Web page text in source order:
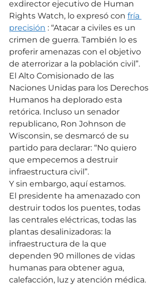
exdirector ejecutivo de Human
Rights Watch, lo expresó con fría
precisión : “Atacar a civiles es un
crimen de guerra. También lo es
proferir amenazas con el objetivo
de aterrorizar a la población civil”.
El Alto Comisionado de las
Naciones Unidas para los Derechos
Humanos ha deplorado esta
retórica. Incluso un senador
republicano, Ron Johnson de
Wisconsin, se desmarcó de su
partido para declarar: “No quiero
que empecemos a destruir
infraestructura civil”.
Y sin embargo, aquí estamos.
El presidente ha amenazado con
destruir todos los puentes, todas
las centrales eléctricas, todas las
plantas desalinizadoras: la
infraestructura de la que
dependen 90 millones de vidas
humanas para obtener agua,
calefacción, luz y atención médica.